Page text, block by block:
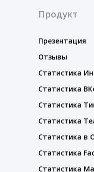
Продукт
Презентация
Отзывы
Статистика
Статистика
Статистика
Статистика
Статистика в
Статистика
Статистика